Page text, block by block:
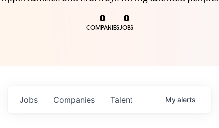
0
COMPANIES
0
JOBS
Jobs Companies Talent My alerts